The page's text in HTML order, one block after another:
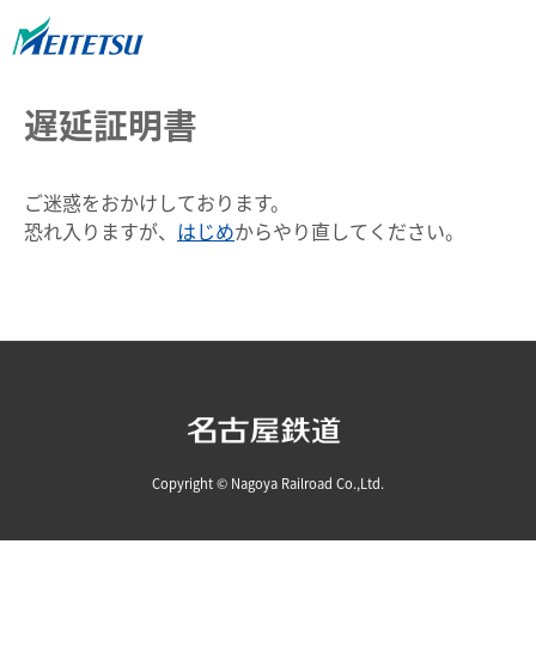
遅延証明書
ご迷惑をおかけしております。
恐れ入りますが、 はじめからやり直してください。
Copyright © Nagoya Railroad Co.,Ltd.